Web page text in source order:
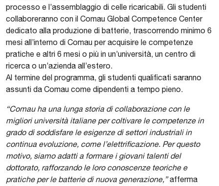
processo e l’assemblaggio di celle ricaricabili. Gli studenti
collaboreranno con il Comau Global Competence Center
dedicato alla produzione di batterie, trascorrendo minimo 6
mesi all’interno di Comau per acquisire le competenze
pratiche e altri 6 mesi o più in un’università, un centro di
ricerca o un’azienda all’estero.
Al termine del programma, gli studenti qualificati saranno
assunti da Comau come dipendenti a tempo pieno.
“Comau ha una lunga storia di collaborazione con le
migliori università italiane per coltivare le competenze in
grado di soddisfare le esigenze di settori industriali in
continua evoluzione, come l’elettrificazione. Per questo
motivo, siamo adatti a formare i giovani talenti del
dottorato, rafforzando le loro conoscenze teoriche e
pratiche per le batterie di nuova generazione,” afferma